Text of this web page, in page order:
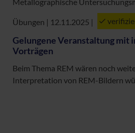
Metallographische
Übungen | 12.11.2025 |
Gelungene Veranstaltung mit
Vorträgen
Beim Thema REM wären noch
Interpretation von REM-Bildern